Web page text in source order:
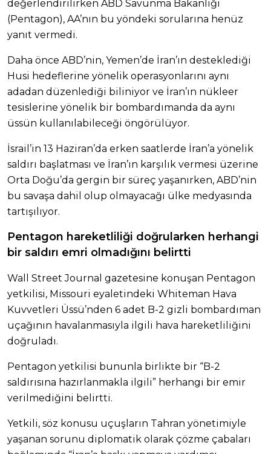
değerlendirilirken ABD Savunma Bakanlığı
(Pentagon), AA’nın bu yöndeki sorularına henüz
yanıt vermedi.
Daha önce ABD’nin, Yemen’de İran’ın desteklediği
Husi hedeflerine yönelik operasyonlarını aynı
adadan düzenlediği biliniyor ve İran’ın nükleer
tesislerine yönelik bir bombardımanda da aynı
üssün kullanılabileceği öngörülüyor.
İsrail’in 13 Haziran’da erken saatlerde İran’a yönelik
saldırı başlatması ve İran’ın karşılık vermesi üzerine
Orta Doğu’da gergin bir süreç yaşanırken, ABD’nin
bu savaşa dahil olup olmayacağı ülke medyasında
tartışılıyor.
Pentagon hareketliliği doğrularken herhangi
bir saldırı emri olmadığını belirtti
Wall Street Journal gazetesine konuşan Pentagon
yetkilisi, Missouri eyaletindeki Whiteman Hava
Kuvvetleri Üssü’nden 6 adet B-2 gizli bombardıman
uçağının havalanmasıyla ilgili hava hareketliliğini
doğruladı.
Pentagon yetkilisi bununla birlikte bir “B-2
saldırısına hazırlanmakla ilgili” herhangi bir emir
verilmediğini belirtti.
Yetkili, söz konusu uçuşların Tahran yönetimiyle
yaşanan sorunu diplomatik olarak çözme çabaları